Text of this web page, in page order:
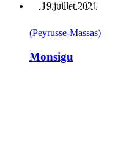
19 juillet 2021
(Peyrusse-Massas)
Monsigu